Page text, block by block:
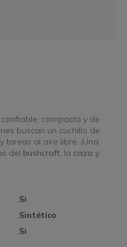
compacta y de
buscan un cuchillo de
al aire libre. ¡Una
del bushcraft, la caza y
Si
Sintético
Si